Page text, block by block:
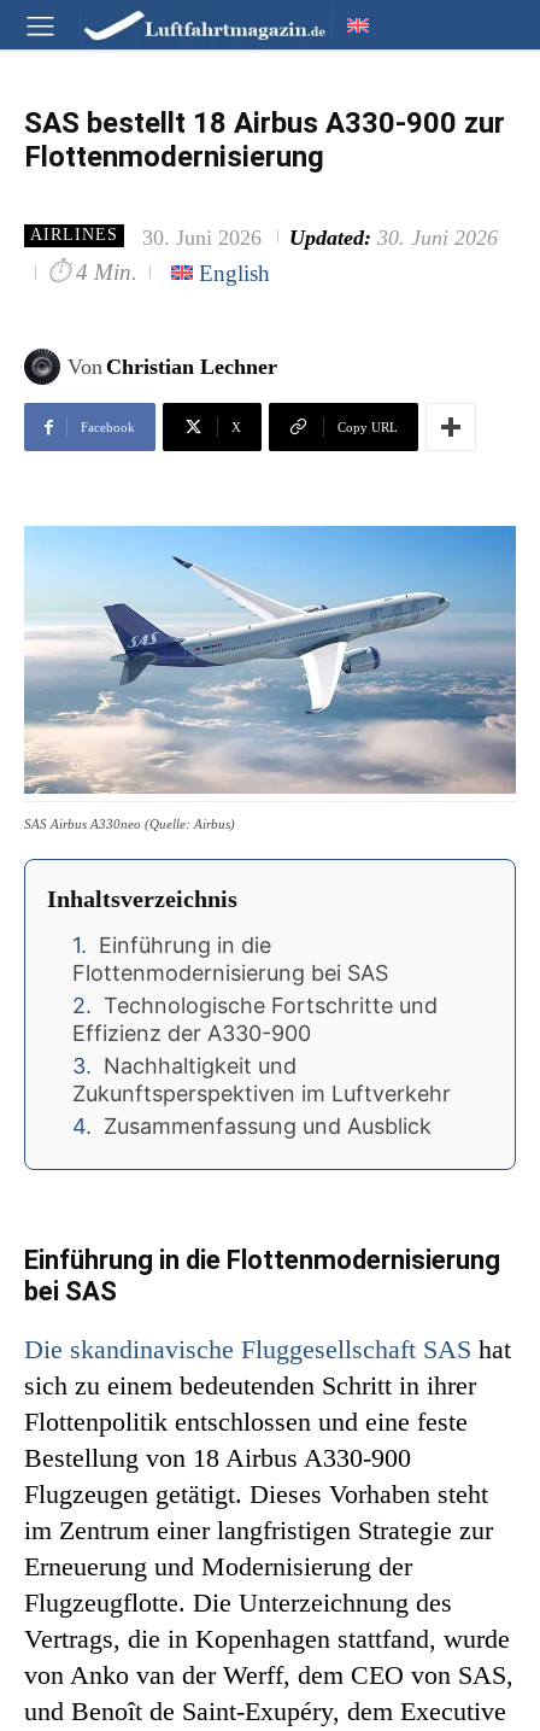
SAS bestellt 18 Airbus A330-900 zur
Flottenmodernisierung
AIRLINES 30. Juni 2026 Updated: 30. Juni 2026
⏱ 4 Min. English
VonChristian Lechner
Facebook X Copy URL
SAS Airbus A330neo (Quelle: Airbus)
Inhaltsverzeichnis
Einführung in die
Flottenmodernisierung bei SAS
Technologische Fortschritte und
Effizienz der A330-900
Nachhaltigkeit und
Zukunftsperspektiven im Luftverkehr
Zusammenfassung und Ausblick
Einführung in die Flottenmodernisierung
bei SAS
Die skandinavische Fluggesellschaft SAS hat
sich zu einem bedeutenden Schritt in ihrer
Flottenpolitik entschlossen und eine feste
Bestellung von 18 Airbus A330-900
Flugzeugen getätigt. Dieses Vorhaben steht
im Zentrum einer langfristigen Strategie zur
Erneuerung und Modernisierung der
Flugzeugflotte. Die Unterzeichnung des
Vertrags, die in Kopenhagen stattfand, wurde
von Anko van der Werff, dem CEO von SAS,
und Benoît de Saint-Exupéry, dem Executive